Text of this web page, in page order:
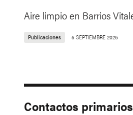
Aire limpio en Barrios
Publicaciones 5 SEPTIEMBRE 2025
Contactos primarios